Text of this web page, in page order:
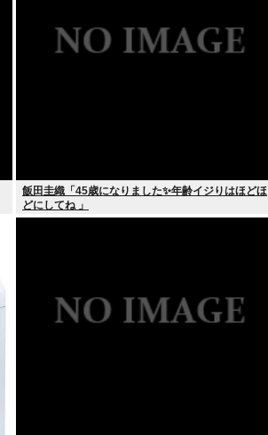
飯田圭織「45歳になりました✨年齢イジりはほどほ
どにしてね 」